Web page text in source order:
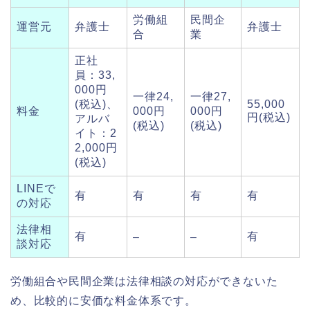
運営元 弁護士
労働組
合
民間企
業
弁護士
料金
正社
員：33,
000円
(税込)、
アルバ
イト：2
2,000円
(税込)
一律24,
000円
(税込)
一律27,
000円
(税込)
55,000
円(税込)
LINEで
の対応
有 有 有 有
法律相
談対応
有 – – 有
労働組合や民間企業は法律相談の対応ができないた
め、比較的に安価な料金体系です。